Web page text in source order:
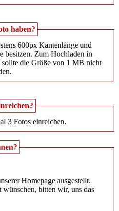
haben?
600px Kantenlänge und
besitzen. Zum Hochladen in
die Größe von 1 MB nicht
3 Fotos einreichen.
Homepage ausgestellt.
bitten wir, uns das